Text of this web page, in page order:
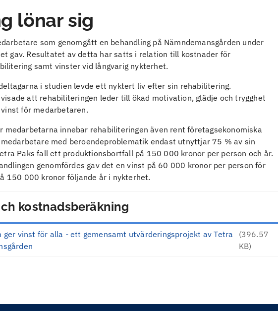
lönar sig
som genomgått en behandling på Nämndemansgården under
gav. Resultatet av detta har satts i relation till kostnader för
samt vinster vid långvarig nykterhet.
i studien levde ett nyktert liv efter sin rehabilitering.
att rehabiliteringen leder till ökad motivation, glädje och trygghet
för medarbetaren.
medarbetarna innebar rehabiliteringen även rent företagsekonomiska
med beroendeproblematik endast utnyttjar 75 % av sin
Paks fall ett produktionsbortfall på 150 000 kronor per person och år.
genomfördes gav det en vinst på 60 000 kronor per person för
150 000 kronor följande år i nykterhet.
kostnadsberäkning
ger vinst för alla - ett gemensamt utvärderingsprojekt av Tetra
(396.57
KB)